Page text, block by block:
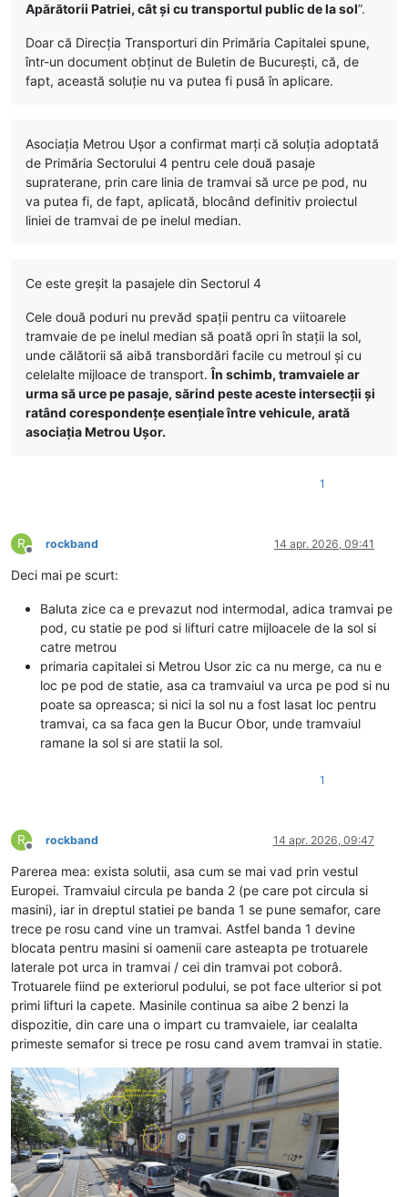
Apărătorii Patriei, cât și cu transportul public de la sol”.
Doar că Direcția Transporturi din Primăria Capitalei spune,
într-un document obținut de Buletin de București, că, de
fapt, această soluție nu va putea fi pusă în aplicare.
Asociația Metrou Ușor a confirmat marți că soluția adoptată
de Primăria Sectorului 4 pentru cele două pasaje
supraterane, prin care linia de tramvai să urce pe pod, nu
va putea fi, de fapt, aplicată, blocând definitiv proiectul
liniei de tramvai de pe inelul median.
Ce este greșit la pasajele din Sectorul 4
Cele două poduri nu prevăd spații pentru ca viitoarele
tramvaie de pe inelul median să poată opri în stații la sol,
unde călătorii să aibă transbordări facile cu metroul și cu
celelalte mijloace de transport.În schimb, tramvaiele ar
urma să urce pe pasaje, sărind peste aceste intersecții și
ratând corespondențe esențiale între vehicule, arată
asociația Metrou Ușor.
1
R
Deconectat
rockband 14 apr. 2026, 09:41
Deci mai pe scurt:
Baluta zice ca e prevazut nod intermodal, adica tramvai pe
pod, cu statie pe pod si lifturi catre mijloacele de la sol si
catre metrou
primaria capitalei si Metrou Usor zic ca nu merge, ca nu e
loc pe pod de statie, asa ca tramvaiul va urca pe pod si nu
poate sa opreasca; si nici la sol nu a fost lasat loc pentru
tramvai, ca sa faca gen la Bucur Obor, unde tramvaiul
ramane la sol si are statii la sol.
1
R
Deconectat
rockband 14 apr. 2026, 09:47
Parerea mea: exista solutii, asa cum se mai vad prin vestul
Europei. Tramvaiul circula pe banda 2 (pe care pot circula si
masini), iar in dreptul statiei pe banda 1 se pune semafor, care
trece pe rosu cand vine un tramvai. Astfel banda 1 devine
blocata pentru masini si oamenii care asteapta pe trotuarele
laterale pot urca in tramvai / cei din tramvai pot coborâ.
Trotuarele fiind pe exteriorul podului, se pot face ulterior si pot
primi lifturi la capete. Masinile continua sa aibe 2 benzi la
dispozitie, din care una o impart cu tramvaiele, iar cealalta
primeste semafor si trece pe rosu cand avem tramvai in statie.